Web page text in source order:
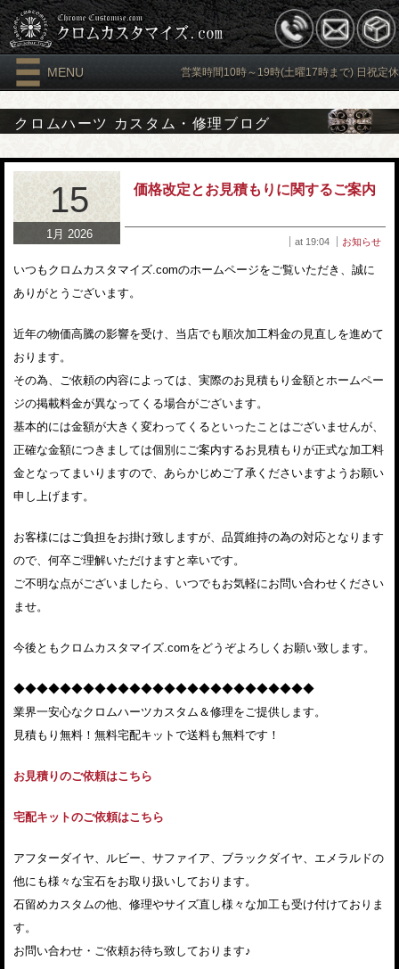
MENU 営業時間10時～19時(土曜17時まで) 日祝定休
クロムハーツ カスタム・修理ブログ
15
1月 2026
価格改定とお見積もりに関するご案内
at 19:04 お知らせ
いつもクロムカスタマイズ.comのホームページをご覧いただき、誠に
ありがとうございます。
近年の物価高騰の影響を受け、当店でも順次加工料金の見直しを進めて
おります。
その為、ご依頼の内容によっては、実際のお見積もり金額とホームペー
ジの掲載料金が異なってくる場合がございます。
基本的には金額が大きく変わってくるといったことはございませんが、
正確な金額につきましては個別にご案内するお見積もりが正式な加工料
金となってまいりますので、あらかじめご了承くださいますようお願い
申し上げます。
お客様にはご負担をお掛け致しますが、品質維持の為の対応となります
ので、何卒ご理解いただけますと幸いです。
ご不明な点がございましたら、いつでもお気軽にお問い合わせください
ませ。
今後ともクロムカスタマイズ.comをどうぞよろしくお願い致します。
◆◆◆◆◆◆◆◆◆◆◆◆◆◆◆◆◆◆◆◆◆◆◆◆◆◆
業界一安心なクロムハーツカスタム＆修理をご提供します。
見積もり無料！無料宅配キットで送料も無料です！
お見積りのご依頼はこちら
宅配キットのご依頼はこちら
アフターダイヤ、ルビー、サファイア、ブラックダイヤ、エメラルドの
他にも様々な宝石をお取り扱いしております。
石留めカスタムの他、修理やサイズ直し様々な加工も受け付けておりま
す。
お問い合わせ・ご依頼お待ち致しております♪